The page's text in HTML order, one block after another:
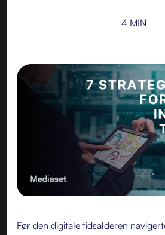
4 MIN
Før den digitale tidsalderen